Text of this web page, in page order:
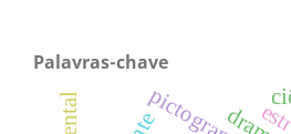
Palavras-chave